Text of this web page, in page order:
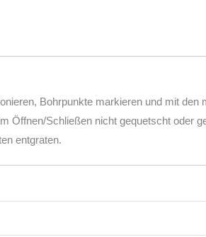
Bohrpunkte markieren und mit den
Öffnen/Schließen nicht gequetscht oder
entgraten.